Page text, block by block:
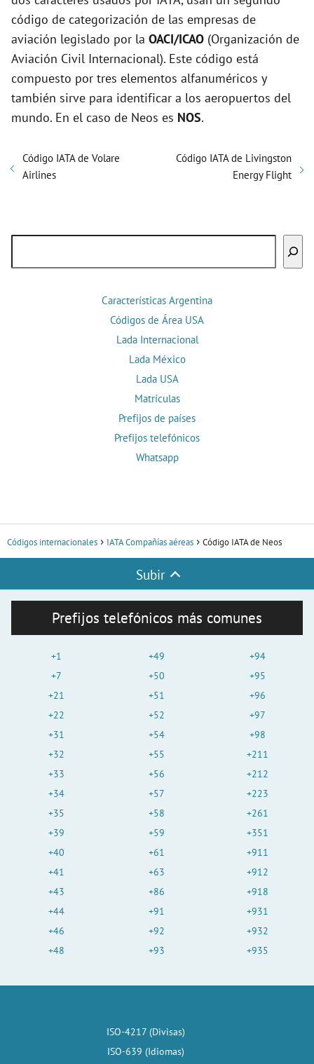
código de categorización de las empresas de
aviación legislado por la OACI/ICAO (Organización de
Aviación Civil Internacional). Este código está
compuesto por tres elementos alfanuméricos y
también sirve para identificar a los aeropuertos del
mundo. En el caso de Neos es NOS.
Código IATA de Volare
Airlines
Código IATA de Livingston
Energy Flight
Características Argentina
Códigos de Área USA
Lada Internacional
Lada México
Lada USA
Matrículas
Prefijos de países
Prefijos telefónicos
Whatsapp
Códigos internacionales IATA Compañías aéreas Código IATA de Neos
Subir
Prefijos telefónicos más comunes
+1
+7
+21
+22
+31
+32
+33
+34
+35
+39
+40
+41
+43
+44
+46
+48
+49
+50
+51
+52
+54
+55
+56
+57
+58
+59
+61
+63
+86
+91
+92
+93
+94
+95
+96
+97
+98
+211
+212
+223
+261
+351
+911
+912
+918
+931
+932
+935
ISO-4217 (Divisas)
ISO-639 (Idiomas)